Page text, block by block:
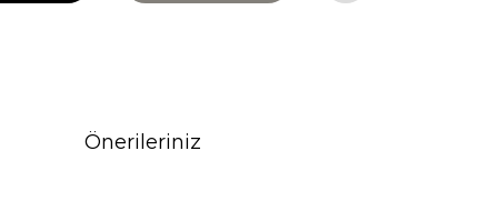
Önerileriniz